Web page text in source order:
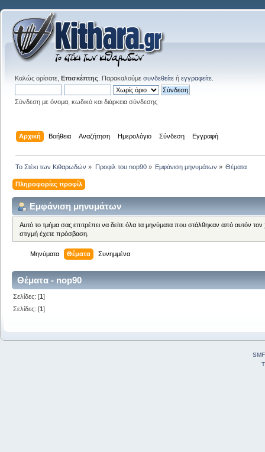
Καλώς ορίσατε, Επισκέπτης . Παρακαλούμε συνδεθείτε ή εγγραφείτε
Σύνδεση με όνομα, κωδικό και διάρκεια σύνδεσης
Αρχική Βοήθεια Αναζήτηση Ημερολόγιο Σύνδεση Εγγραφή
Το Στέκι των Κιθαρωδών » Προφίλ του nop90» Εμφάνιση μηνυμάτων » Θέματα
Πληροφορίες προφίλ
Εμφάνιση μηνυμάτων
Αυτό το τμήμα σας επιτρέπει να δείτε όλα τα μηνύματα που στάλθηκαν από αυτόν
στιγμή έχετε πρόσβαση.
Μηνύματα Θέματα Συνημμένα
Θέματα - nop90
Σελίδες: [1]
Σελίδες: [1]